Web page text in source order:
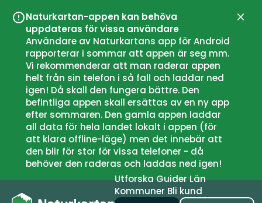
Naturkartan-appen kan behöva
uppdateras för vissa användare
Användare av Naturkartans app för Android
rapporterar i sommar att appen är seg mm.
Vi rekommenderar att man raderar appen
helt från sin telefon i så fall och laddar ned
igen! Då skall den fungera bättre. Den
befintliga appen skall ersättas av en ny app
efter sommaren. Den gamla appen laddar
all data för hela landet lokalt i appen (för
att klara offline-läge) men det innebär att
den blir för stor för vissa telefoner - då
behöver den raderas och laddas ned igen!
UtforskaGuiderLän
Kommuner Bli kund